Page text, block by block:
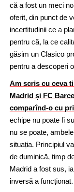
că a fost un meci
oferit, din punct de
incertitudinii ce a
pentru că, la ce
găsim un Clasico
pentru a descoperi
Am scris cu ceva
Madrid și FC
comparînd-o cu
echipe nu poate fi
nu se poate,
situația. Principiul
de duminică, timp
Madrid a fost sus,
inversă a funcționat.